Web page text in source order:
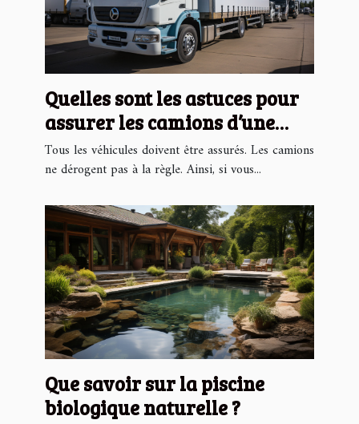
Quelles sont les astuces pour
assurer les camions d’une
entreprise moins chers ?
Tous les véhicules doivent être assurés. Les camions
ne dérogent pas à la règle. Ainsi, si vous...
Que savoir sur la piscine
biologique naturelle ?